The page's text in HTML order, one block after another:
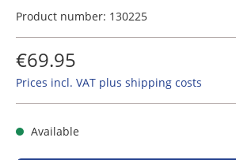
Product number: 130225
€69.95
Prices incl. VAT plus shipping costs
Available